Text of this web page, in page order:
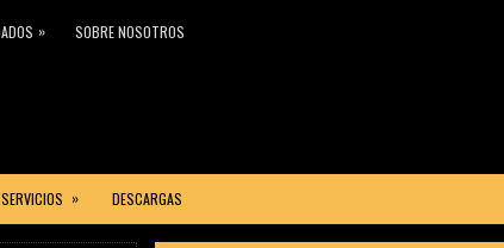
» SOBRE NOSOTROS
SERVICIOS » DESCARGAS